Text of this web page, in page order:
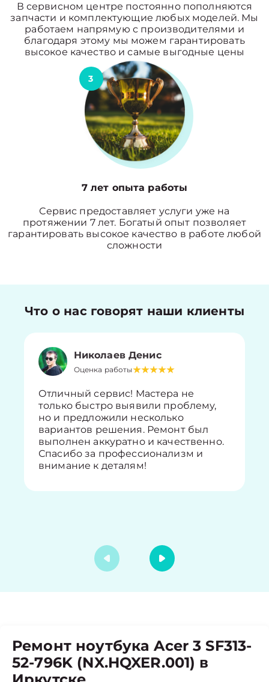
В сервисном центре постоянно пополняются
запчасти и комплектующие любых моделей. Мы
работаем напрямую с производителями и
благодаря этому мы можем гарантировать
высокое качество и самые выгодные цены
3
7 лет опыта работы
Сервис предоставляет услуги уже на
протяжении 7 лет. Богатый опыт позволяет
гарантировать высокое качество в работе любой
сложности
Что о нас говорят наши клиенты
Николаев Денис
Оценка работы
Отличный сервис! Мастера не
только быстро выявили проблему,
но и предложили несколько
вариантов решения. Ремонт был
выполнен аккуратно и качественно.
Спасибо за профессионализм и
внимание к деталям!
Ремонт ноутбука Acer 3 SF313-
52-796K (NX.HQXER.001) в